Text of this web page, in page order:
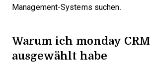
Management-Systems suchen.
Warum ich monday CRM
ausgewählt habe